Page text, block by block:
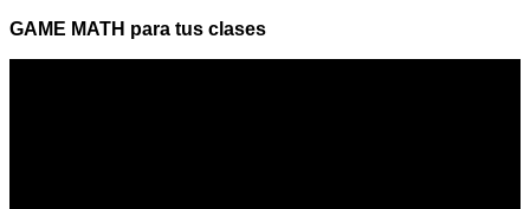
GAME MATH para tus clases